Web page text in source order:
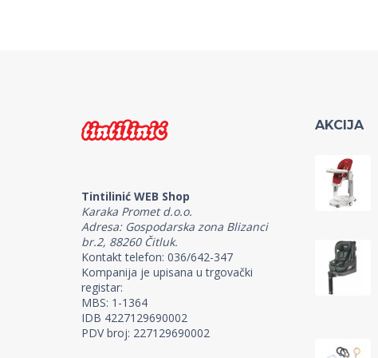
Tintilinić WEB Shop
Karaka Promet d.o.o.
Adresa: Gospodarska zona Blizanci
br.2, 88260 Čitluk.
Kontakt telefon: 036/642-347
Kompanija je upisana u trgovački
registar:
MBS: 1-1364
IDB 4227129690002
PDV broj: 227129690002
AKCIJA